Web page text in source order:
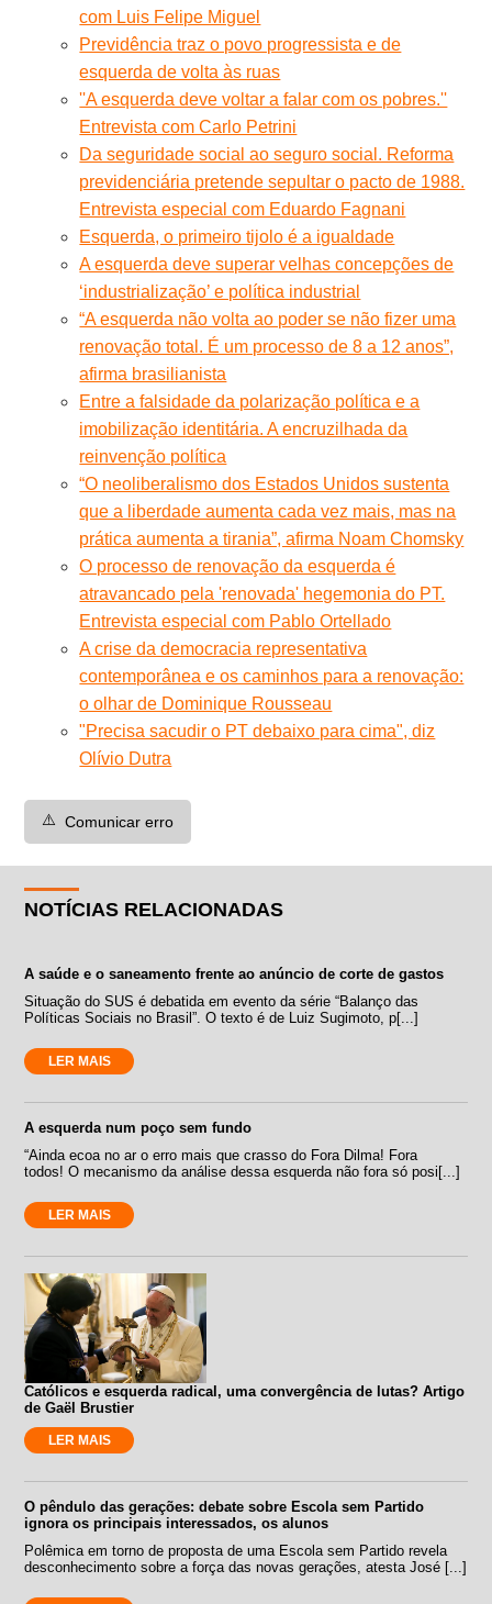
com Luis Felipe Miguel
Previdência traz o povo progressista e de
esquerda de volta às ruas
''A esquerda deve voltar a falar com os pobres.''
Entrevista com Carlo Petrini
Da seguridade social ao seguro social. Reforma
previdenciária pretende sepultar o pacto de 1988.
Entrevista especial com Eduardo Fagnani
Esquerda, o primeiro tijolo é a igualdade
A esquerda deve superar velhas concepções de
‘industrialização’ e política industrial
“A esquerda não volta ao poder se não fizer uma
renovação total. É um processo de 8 a 12 anos”,
afirma brasilianista
Entre a falsidade da polarização política e a
imobilização identitária. A encruzilhada da
reinvenção política
“O neoliberalismo dos Estados Unidos sustenta
que a liberdade aumenta cada vez mais, mas na
prática aumenta a tirania”, afirma Noam Chomsky
O processo de renovação da esquerda é
atravancado pela 'renovada' hegemonia do PT.
Entrevista especial com Pablo Ortellado
A crise da democracia representativa
contemporânea e os caminhos para a renovação:
o olhar de Dominique Rousseau
"Precisa sacudir o PT debaixo para cima", diz
Olívio Dutra
⚠️ Comunicar erro
NOTÍCIAS RELACIONADAS
A saúde e o saneamento frente ao anúncio de corte de gastos
Situação do SUS é debatida em evento da série “Balanço das
Políticas Sociais no Brasil”. O texto é de Luiz Sugimoto, p[...]
LER MAIS
A esquerda num poço sem fundo
“Ainda ecoa no ar o erro mais que crasso do Fora Dilma! Fora
todos! O mecanismo da análise dessa esquerda não fora só posi[...]
LER MAIS
Católicos e esquerda radical, uma convergência de lutas? Artigo
de Gaël Brustier
LER MAIS
O pêndulo das gerações: debate sobre Escola sem Partido
ignora os principais interessados, os alunos
Polêmica em torno de proposta de uma Escola sem Partido revela
desconhecimento sobre a força das novas gerações, atesta José [...]